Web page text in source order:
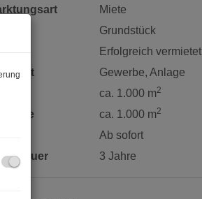
Miete
Grundstück
Erfolgreich vermietet
Gewerbe Anlage
ca. 1.000 m2
ca. 1.000 m2
Ab sofort
3 Jahre